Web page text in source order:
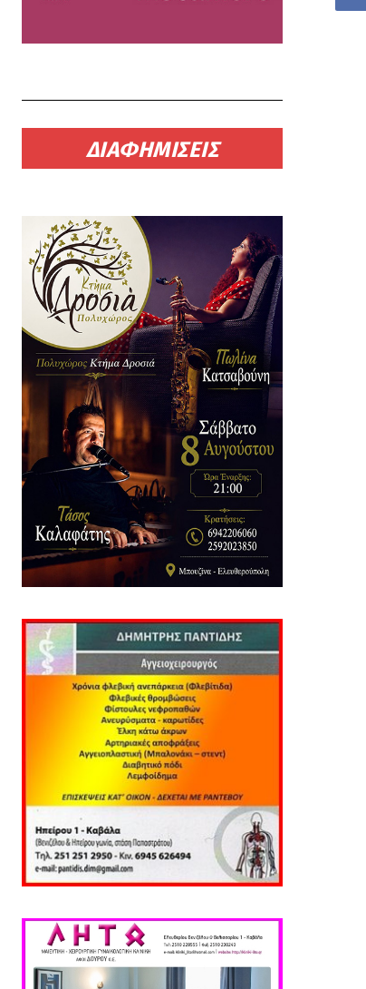
ΔΙΑΦΗΜΙΣΕΙΣ